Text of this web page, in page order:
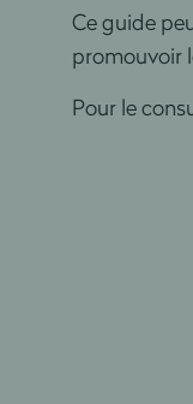
Ce guide
promouvoir
Pour le